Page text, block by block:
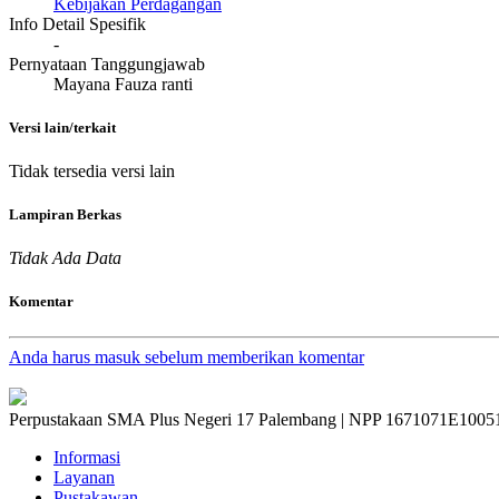
Info Detail Spesifik
-
Pernyataan Tanggungjawab
Mayana Fauza ranti
Versi lain/terkait
Tidak tersedia versi lain
Lampiran Berkas
Tidak Ada Data
Komentar
Anda harus masuk sebelum memberikan komentar
Perpustakaan SMA Plus Negeri 17 Palembang | NPP
Informasi
Layanan